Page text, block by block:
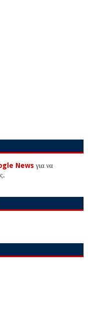
Newsγια να